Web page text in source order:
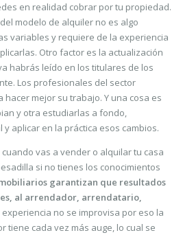
en realidad cobrar por tu propiedad.
modelo de alquiler no es algo
variables y requiere de la experiencia
Otro factor es la actualización
habrás leído en los titulares de los
Los profesionales del sector
mejor su trabajo. Y una cosa es
y otra estudiarlas a fondo,
aplicar en la práctica esos cambios.
vas a vender o alquilar tu casa
si no tienes los conocimientos
garantizan que resultados
al arrendador, arrendatario,
experiencia no se improvisa por eso la
tiene cada vez más auge, lo cual se